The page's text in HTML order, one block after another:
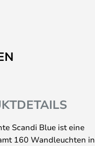
Scandi Blue ist eine
160 Wandleuchten in